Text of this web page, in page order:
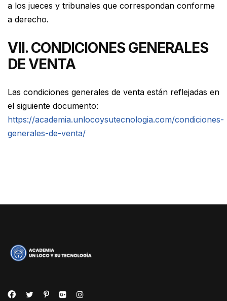
a los jueces y tribunales que correspondan conforme
a derecho.
VII. CONDICIONES GENERALES
DE VENTA
Las condiciones generales de venta están reflejadas en
el siguiente documento:
https://academia.unlocoysutecnologia.com/condiciones-
generales-de-venta/